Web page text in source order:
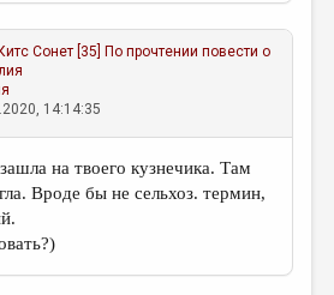
Сонет [35] По прочтении повести о
14:14:35
на твоего кузнечика. Там
Вроде бы не сельхоз. термин,